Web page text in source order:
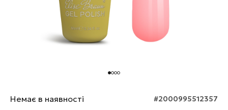
Немає в наявності #2000995512357